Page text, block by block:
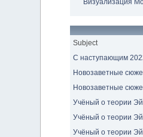
Subject
С наступающим
Новозаветные
Новозаветные
Учёный о теории
Учёный о теории
Учёный о теории